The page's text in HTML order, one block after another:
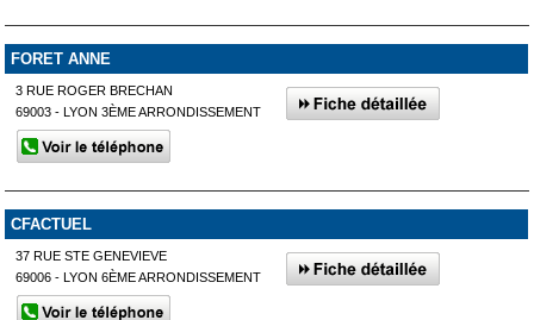
FORET ANNE
3 RUE ROGER BRECHAN
69003 - LYON 3ÈME ARRONDISSEMENT
CFACTUEL
37 RUE STE GENEVIEVE
69006 - LYON 6ÈME ARRONDISSEMENT